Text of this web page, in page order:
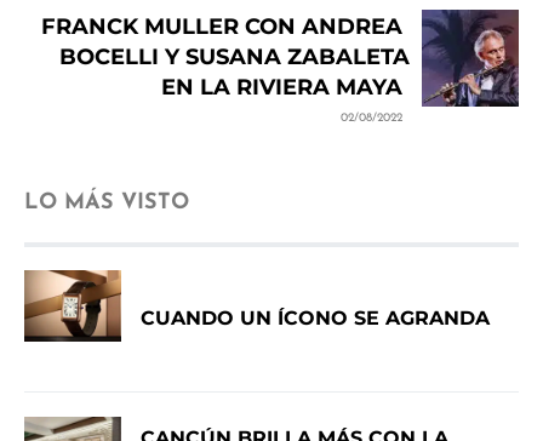
FRANCK MULLER CON ANDREA
BOCELLI Y SUSANA ZABALETA
EN LA RIVIERA MAYA
02/08/2022
LO MÁS VISTO
CUANDO UN ÍCONO SE AGRANDA